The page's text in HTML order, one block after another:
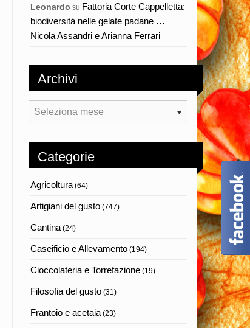
Leonardo su Fattoria Corte Cappelletta:
biodiversità nelle gelate padane …
Nicola Assandri e Arianna Ferrari
Archivi
Archivi
Categorie
Agricoltura(64)
Artigiani del gusto (747)
Cantina(24)
Caseificio e Allevamento (194)
Cioccolateria e Torrefazione (19)
Filosofia del gusto (31)
Frantoio e acetaia(23)